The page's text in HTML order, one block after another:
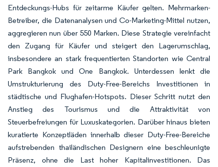
Entdeckungs-Hubs für zeitarme Käufer gelten. Mehrmarken-
Betreiber, die Datenanalysen und Co-Marketing-Mittel nutzen,
aggregieren nun über 550 Marken. Diese Strategie vereinfacht
den Zugang für Käufer und steigert den Lagerumschlag,
insbesondere an stark frequentierten Standorten wie Central
Park Bangkok und One Bangkok. Unterdessen lenkt die
Umstrukturierung des Duty-Free-Bereichs Investitionen in
städtische und Flughafen-Hotspots. Dieser Schritt nutzt den
Anstieg des Tourismus und die Attraktivität von
Steuerbefreiungen für Luxuskategorien. Darüber hinaus bieten
kuratierte Konzeptläden innerhalb dieser Duty-Free-Bereiche
aufstrebenden thailändischen Designern eine beschleunigte
Präsenz, ohne die Last hoher Kapitalinvestitionen. Das